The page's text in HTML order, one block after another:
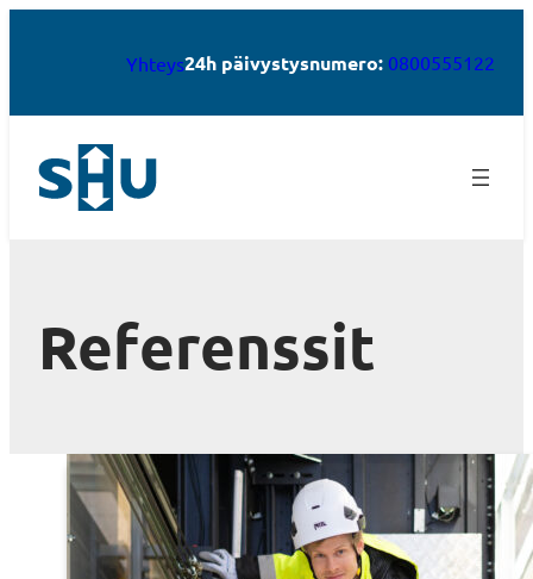
Yhteys24h päivystysnumero: 0800555122
Referenssit